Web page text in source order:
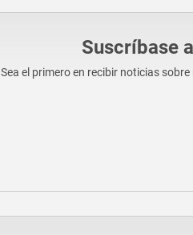
Suscríbase
Sea el primero en recibir noticias